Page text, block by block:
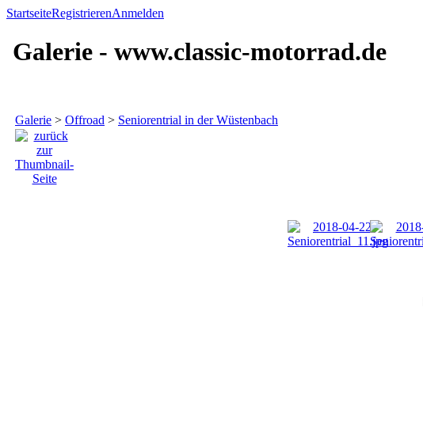
StartseiteRegistrierenAnmelden
Galerie - www.classic-motorrad.de
Galerie > Offroad > Seniorentrial in der Wüstenbach